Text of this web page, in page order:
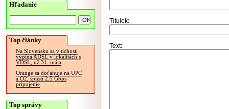
Hľadanie
Top články
Na Slovensku sa v tichosti
vypína ADSL v lokalitách s
VDSL, už 31. mája
Orange sa doťahuje na UPC
a O2, spustí 2.5 Gbps
pripojenie
Top správy
Titulok:
Text: